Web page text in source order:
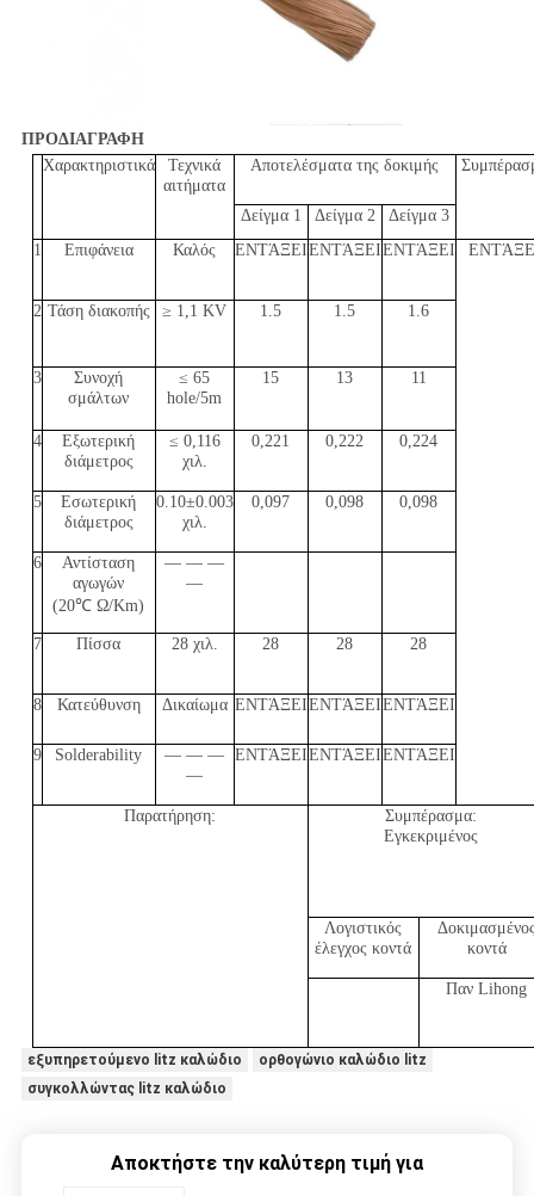
ΠΡΟΔΙΑΓΡΑΦΗ
Χαρακτηριστικά
Τεχνικά
αιτήματα
Αποτελέσματα της δοκιμής
Δείγμα 1 Δείγμα 2
Δείγμα 3
1
Επιφάνεια Καλός ΕΝΤΆΞΕΙΕΝΤΆΞΕΙΕΝΤΆΞΕΙ
2 Τάση διακοπής ≥ 1,1 KV 1.5 1.5 1.6
3
Συνοχή
σμάλτων
≤ 65
hole/5m
15 13 11
4
Εξωτερική
διάμετρος
≤ 0,116
χιλ.
0,221 0,222 0,224
5
Εσωτερική
διάμετρος
0.10±0.003
χιλ.
0,097 0,098 0,098
6
Αντίσταση
αγωγών
(20℃ Ω/Km)
— — —
—
7 Πίσσα 28 χιλ. 28 28 28
8 Κατεύθυνση Δικαίωμα ΕΝΤΆΞΕΙΕΝΤΆΞΕΙΕΝΤΆΞΕΙ
9 Solderability
— — —
—
ΕΝΤΆΞΕΙΕΝΤΆΞΕΙΕΝΤΆΞΕΙ
Παρατήρηση:
Συμπέρασμα:
Εγκεκριμένος
Λογιστικός
έλεγχος κοντά
κοντά
Παν Lihong
εξυπηρετούμενο litz καλώδιο
ορθογώνιο καλώδιο litz
συγκολλώντας litz καλώδιο
Αποκτήστε την καλύτερη τιμή για